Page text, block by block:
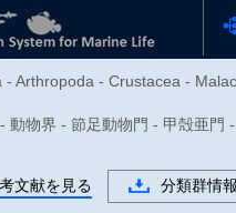
Arthropoda - Crustacea -
動物界 - 節足動物門 - 甲殻亜
文献を見る 分類群情報